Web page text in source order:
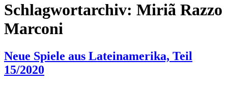
Schlagwortarchiv: Miriã Razzo
Marconi
Neue Spiele aus Lateinamerika, Teil
15/2020